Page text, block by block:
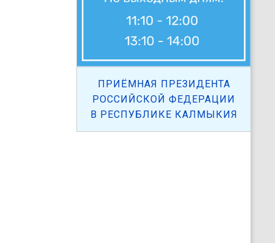
ПРИЁМНАЯ ПРЕЗИДЕНТА
РОССИЙСКОЙ ФЕДЕРАЦИИ
В РЕСПУБЛИКЕ КАЛМЫКИЯ